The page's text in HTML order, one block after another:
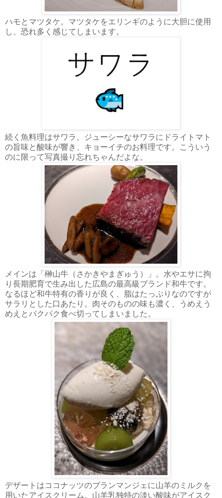
ハモとマツタケ。マツタケをエリンギのように大胆に使用
し、恐れ多く感じてしまいます。
続く魚料理はサワラ。ジューシーなサワラにドライトマト
の旨味と酸味が響き、キョーイチのお料理です。こういう
のに限って写真撮り忘れちゃんだよな。
メインは「榊山牛（さかきやまぎゅう）」
。水やエサに拘
り 長期肥育で生み出した広島の最高級ブランド和牛です。
なるほど和牛特有の香りが良く、脂はたっぷりなのですが
サラリとした口あたり。肉そのものの味も濃く、うめえう
めえとパクパク食べ切ってしまいました。
デザートはココナッツのブランマンジェに山羊のミルクを
用いたアイスクリーム。山羊乳独特の淡い酸味がアイスク